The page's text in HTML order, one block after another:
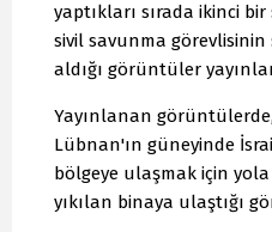
yaptıkları sırada ikinci
sivil savunma görevlisinin
aldığı görüntüler
Yayınlanan
Lübnan'ın güneyinde
bölgeye ulaşmak için yola
yıkılan binaya ulaştığı